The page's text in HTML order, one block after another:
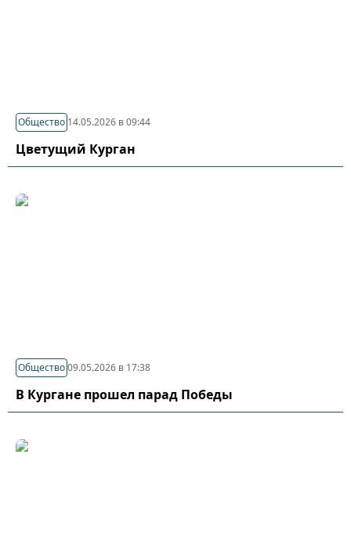
Общество 14.05.2026 в 09:44
Цветущий Курган
Общество09.05.2026 в 17:38
В Кургане прошел парад Победы